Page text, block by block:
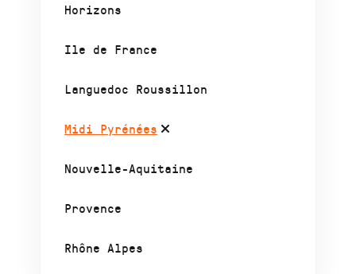
Horizons
Ile de France
Languedoc Roussillon
Midi Pyrénées
Nouvelle-Aquitaine
Provence
Rhône Alpes